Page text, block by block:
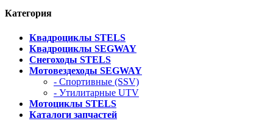
Категория
Квадроциклы STELS
Квадроциклы SEGWAY
Снегоходы STELS
Мотовездеходы SEGWAY
- Спортивные (SSV)
- Утилитарные UTV
Мотоциклы STELS
Каталоги запчастей